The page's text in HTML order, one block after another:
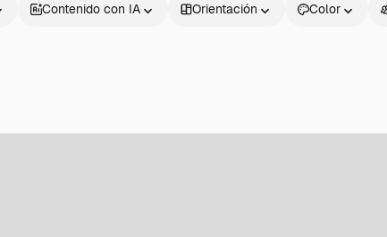
Contenido con IA Orientación Color